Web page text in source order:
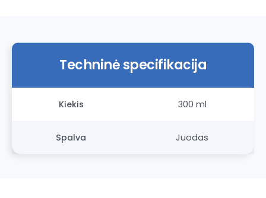
Techninė specifikacija
Kiekis 300 ml
Spalva Juodas